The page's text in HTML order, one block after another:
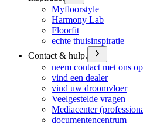
Myfloorstyle
Harmony Lab
Floorfit
echte thuisinspiratie
Contact & hulp.
neem contact met ons op
vind een dealer
vind uw droomvloer
Veelgestelde vragen
Mediacenter
documentencentrum